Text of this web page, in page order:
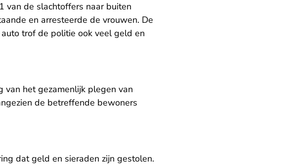
van de slachtoffers naar buiten
en arresteerde de vrouwen. De
trof de politie ook veel geld en
van het gezamenlijk plegen van
de betreffende bewoners
dat geld en sieraden zijn gestolen.